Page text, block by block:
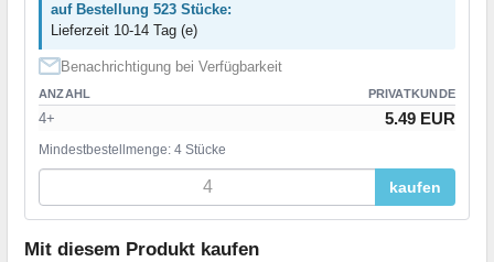
auf Bestellung 523 Stücke:
Lieferzeit 10-14 Tag (e)
Benachrichtigung bei Verfügbarkeit
ANZAHL PRIVATKUNDE
4+ 5.49 EUR
Mindestbestellmenge: 4 Stücke
kaufen
Mit diesem Produkt kaufen